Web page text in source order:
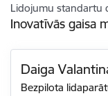
Lidojumu standartu
Inovatīvās gaisa
Daiga
Bezpilota